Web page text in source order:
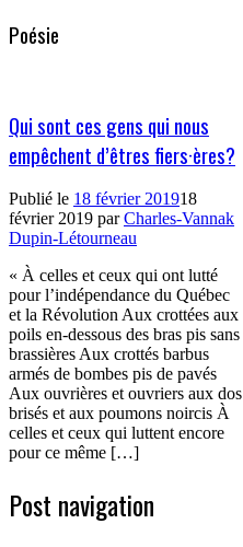
Poésie
Qui sont ces gens qui nous
empêchent d’êtres fiers·ères?
Publié le 18 février 201918
février 2019 parCharles-Vannak
Dupin-Létourneau
« À celles et ceux qui ont lutté
pour l’indépendance du Québec
et la Révolution Aux crottées aux
poils en-dessous des bras pis sans
brassières Aux crottés barbus
armés de bombes pis de pavés
Aux ouvrières et ouvriers aux dos
brisés et aux poumons noircis À
celles et ceux qui luttent encore
pour ce même […]
Post navigation